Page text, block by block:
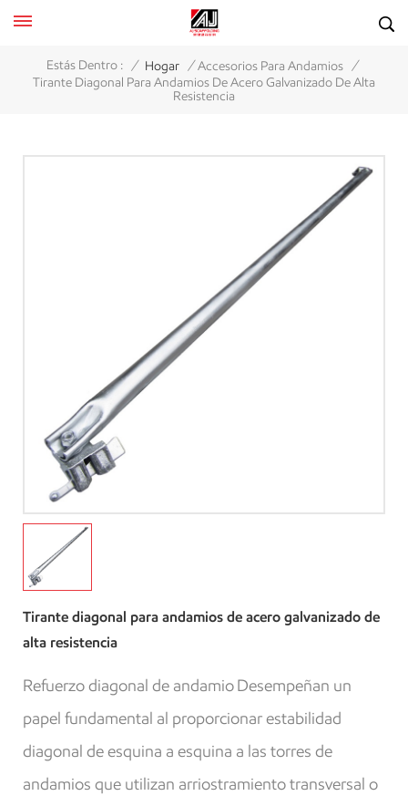
Estás Dentro : / Hogar / Accesorios Para Andamios /
Tirante Diagonal Para Andamios De Acero Galvanizado De Alta
Resistencia
Tirante diagonal para andamios de acero galvanizado de
alta resistencia
Refuerzo diagonal de andamioDesempeñan un
papel fundamental al proporcionar estabilidad
diagonal de esquina a esquina a las torres de
andamios que utilizan arriostramiento transversal o